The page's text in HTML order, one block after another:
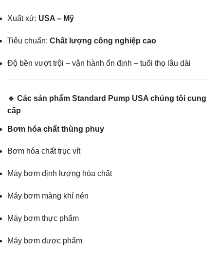
Xuất xứ: USA – Mỹ
Tiêu chuẩn: Chất lượng công nghiệp cao
Độ bền vượt trội – vận hành ổn định – tuổi thọ lâu dài
🔹 Các sản phẩm Standard Pump USA chúng tôi cung
cấp
Bơm hóa chất thùng phuy
Bơm hóa chất trục vít
Máy bơm định lượng hóa chất
Máy bơm màng khí nén
Máy bơm thực phẩm
Máy bơm dược phẩm